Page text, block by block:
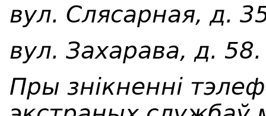
вул. Слясарная, д.
вул. Захарава, д. 58.
Пры знікненні